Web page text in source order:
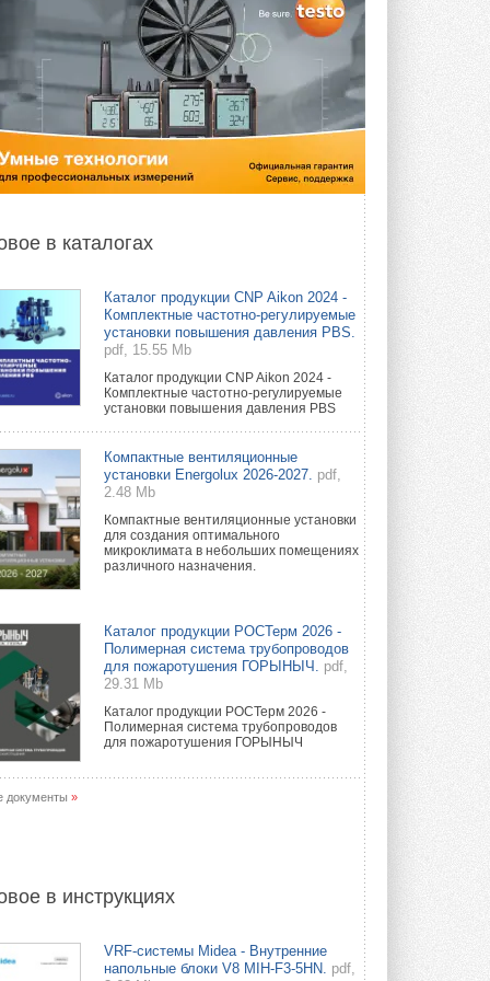
в каталогах
Каталог продукции CNP Aikon 2024 -
Комплектные частотно-регулируемые
установки повышения давления PBS.
pdf, 15.55 Mb
Каталог продукции CNP Aikon 2024 -
Комплектные частотно-регулируемые
установки повышения давления PBS
Компактные вентиляционные
установки Energolux 2026-2027. pdf,
2.48 Mb
Компактные вентиляционные установки
для создания оптимального
микроклимата в небольших помещениях
различного назначения.
Каталог продукции РОСТерм 2026 -
Полимерная система трубопроводов
для пожаротушения ГОРЫНЫЧ.
pdf,
29.31 Mb
Каталог продукции РОСТерм 2026 -
Полимерная система трубопроводов
для пожаротушения ГОРЫНЫЧ
документы »
в инструкциях
VRF-системы Midea - Внутренние
напольные блоки V8 MIH-F3-5HN. pdf,